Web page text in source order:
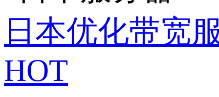
日本优化带宽
HOT